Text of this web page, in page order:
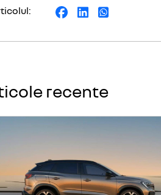
recente